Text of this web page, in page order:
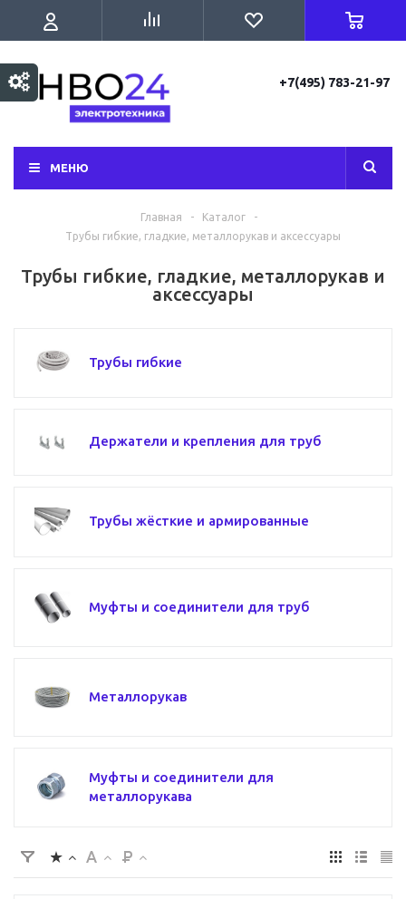
+7(495) 783-21-97
МЕНЮ
Главная - Каталог
-
Трубы гибкие, гладкие, металлорукав и аксессуары
Трубы гибкие, гладкие, металлорукав и
аксессуары
Трубы гибкие
Держатели и крепления для труб
Трубы жёсткие и армированные
Муфты и соединители для труб
Металлорукав
Муфты и соединители для
металлорукава